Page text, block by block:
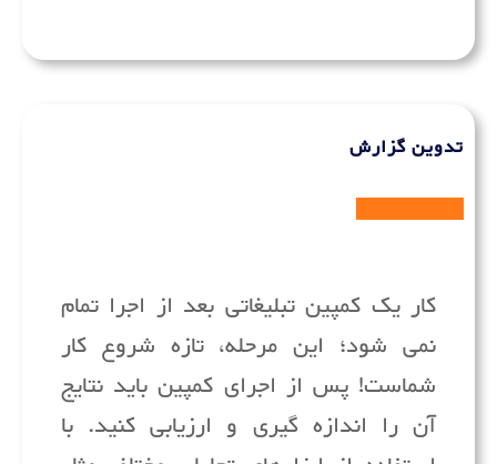
تدوین گزارش
کار یک کمپین تبلیغاتی بعد از اجرا تمام
نمی شود؛ این مرحله، تازه شروع کار
شماست! پس از اجرای کمپین باید نتایج
آن را اندازه گیری و ارزیابی کنید. با